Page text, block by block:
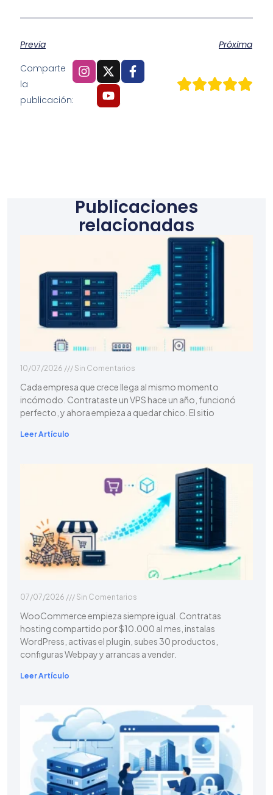
Previa
Próxima
Comparte
la
publicación:
Publicaciones
relacionadas
10/07/2026 Sin Comentarios
Cada empresa que crece llega al mismo momento
incómodo. Contrataste un VPS hace un año, funcionó
perfecto, y ahora empieza a quedar chico. El sitio
Leer Artículo
07/07/2026 Sin Comentarios
WooCommerce empieza siempre igual. Contratas
hosting compartido por $10.000 al mes, instalas
WordPress, activas el plugin, subes 30 productos,
configuras Webpay y arrancas a vender.
Leer Artículo